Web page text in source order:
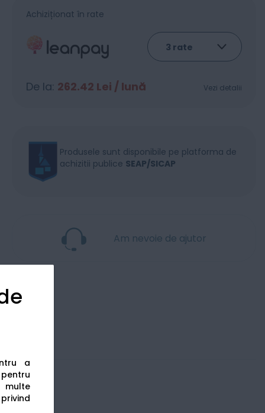
a
multe
Achiziționat în rate
De la: 262.42 Lei / lună Vezi detalii
Produsele sunt disponibile pe platforma de
achizitii publice SEAP/SICAP
Am nevoie de ajutor